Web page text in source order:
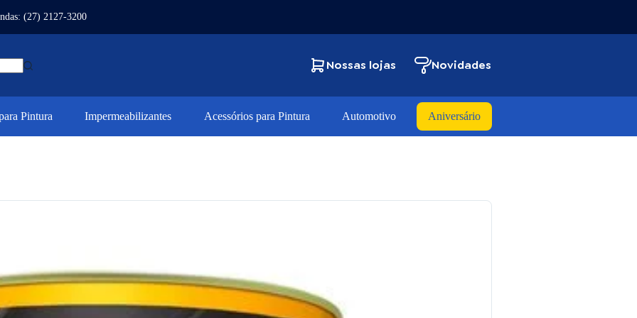
(27) 2127-3200
Nossas lojas Novidades
Pintura Impermeabilizantes Acessórios para Pintura Automotivo Aniversário